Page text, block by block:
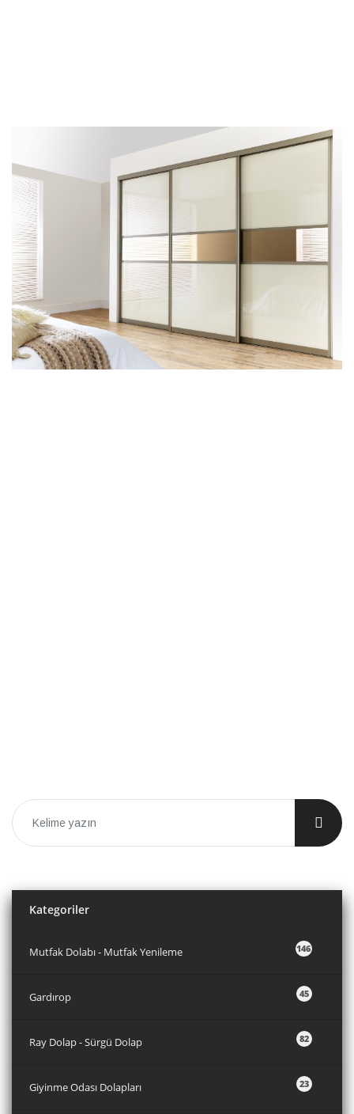
Kategoriler
146
Mutfak Dolabı - Mutfak Yenileme
45
Gardırop
82
Ray Dolap - Sürgü Dolap
23
Giyinme Odası Dolapları